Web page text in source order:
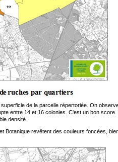
de la parcelle répertoriée. On
entre 14 et 16 colonies. C'est un bon score.
densité.
Botanique revêtent des couleurs foncées,